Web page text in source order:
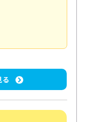
る